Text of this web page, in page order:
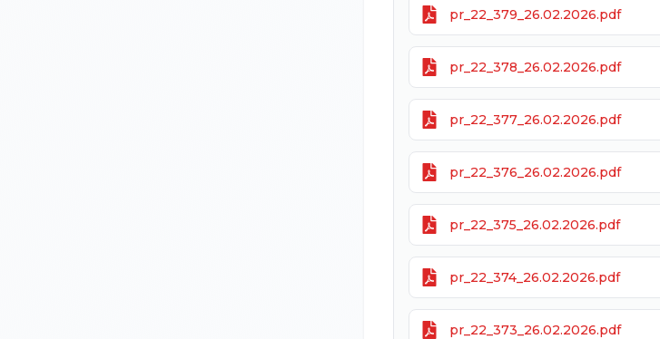
pr_22_379_26.02.2026.pdf
pr_22_378_26.02.2026.pdf
pr_22_377_26.02.2026.pdf
pr_22_376_26.02.2026.pdf
pr_22_375_26.02.2026.pdf
pr_22_374_26.02.2026.pdf
pr_22_373_26.02.2026.pdf